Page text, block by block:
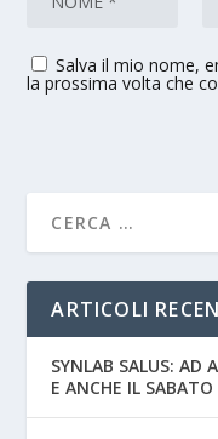
Salva il mio nome,
la prossima volta che
ARTICOLI
SYNLAB SALUS: AD
E ANCHE IL